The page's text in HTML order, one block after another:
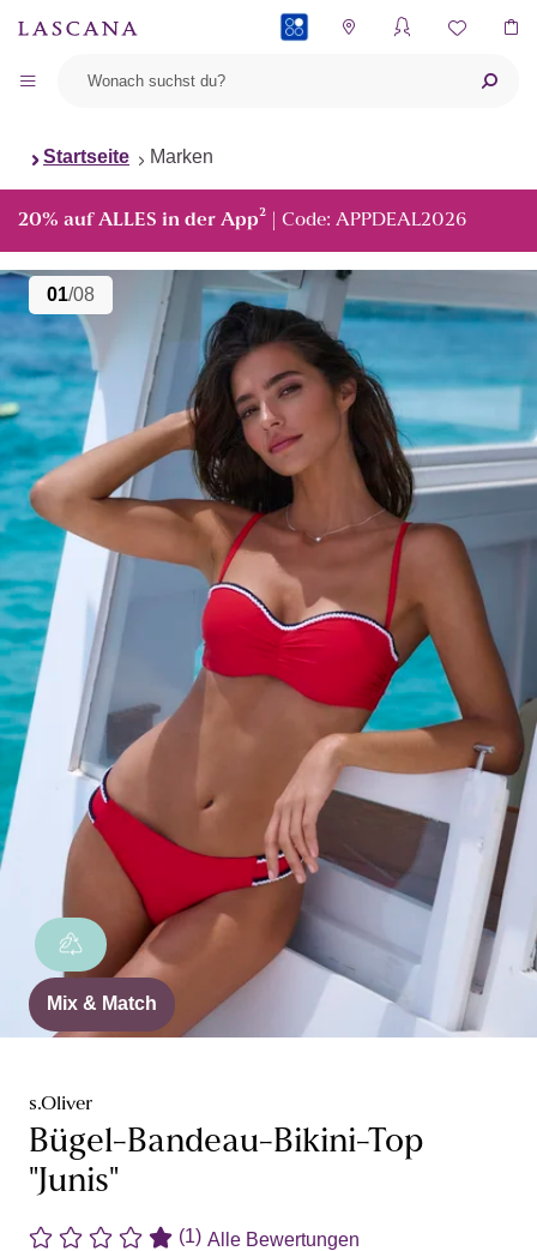
Startseite Marken
20% auf ALLES in der App² | Code: APPDEAL2026
01/08
Mix & Match
s.Oliver
Bügel-Bandeau-Bikini-Top
"Junis"
(1) Alle Bewertungen